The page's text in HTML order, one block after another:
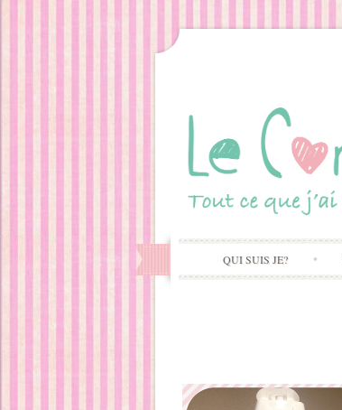
QUI SUIS JE?